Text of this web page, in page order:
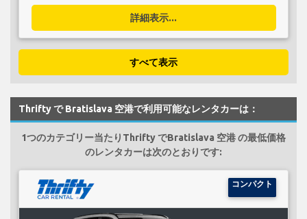
詳細表示...
すべて表示
Thrifty で Bratislava 空港で利用可能なレンタカーは：
1つのカテゴリー当たりThrifty でBratislava 空港 の最低価格
のレンタカーは次のとおりです:
コンパクト